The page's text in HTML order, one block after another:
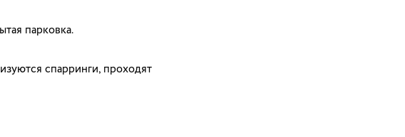
парковка.
спарринги, проходят